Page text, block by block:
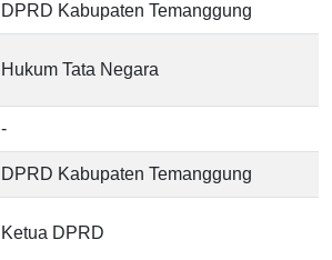
DPRD Kabupaten Temanggung
Hukum Tata Negara
-
DPRD Kabupaten Temanggung
Ketua DPRD